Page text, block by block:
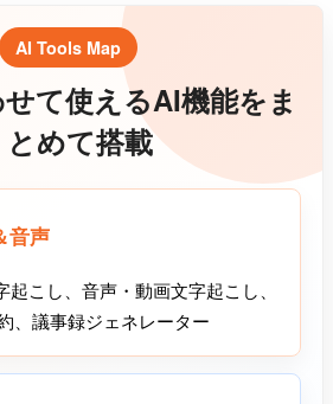
AI Tools Map
て使えるAI機能をま
とめて搭載
音声
起こし、音声・動画文字起こし、
、議事録ジェネレーター